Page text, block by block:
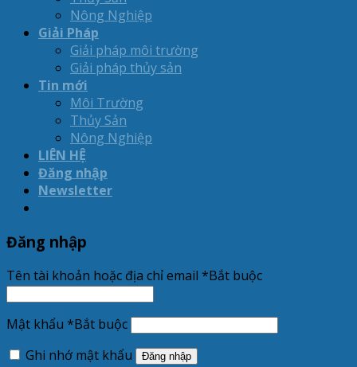
Nông Nghiệp
Giải Pháp
Giải pháp môi trường
Giải pháp thủy sản
Tin mới
Môi Trường
Thủy Sản
Nông Nghiệp
LIÊN HỆ
Đăng nhập
Newsletter
Đăng nhập
Tên tài khoản hoặc địa chỉ email *Bắt buộc
Mật khẩu *Bắt buộc
Ghi nhớ mật khẩu
Đăng nhập